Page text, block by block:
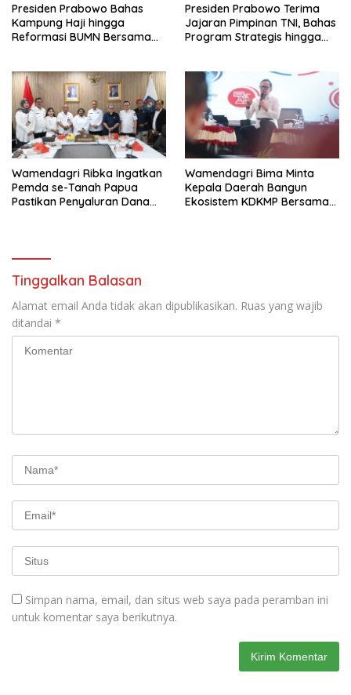
Presiden Prabowo Bahas
Kampung Haji hingga
Reformasi BUMN Bersama
Presiden Prabowo Terima
Jajaran Pimpinan TNI, Bahas
Program Strategis hingga
Wamendagri Ribka Ingatkan
Pemda se-Tanah Papua
Pastikan Penyaluran Dana
Wamendagri Bima Minta
Kepala Daerah Bangun
Ekosistem KDKMP Bersama
Tinggalkan Balasan
Alamat email Anda tidak akan dipublikasikan. Ruas yang wajib
ditandai *
Simpan nama, email, dan situs web saya pada peramban ini
untuk komentar saya berikutnya.